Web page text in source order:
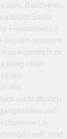
Barlovento,
Santa
Ferieninsel La
bei den anderen
eigentlich zu
einer
den
recht ähnlich.
und
La
will, sind